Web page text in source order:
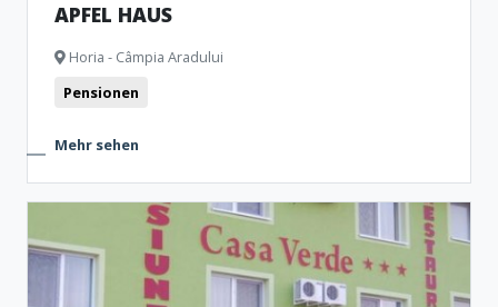
APFEL HAUS
Horia - Câmpia Aradului
Pensionen
Mehr sehen